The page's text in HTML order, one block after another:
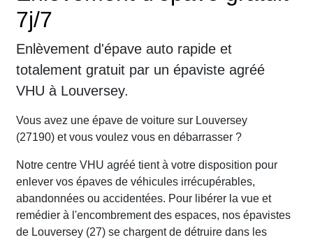
7j/7
Enlèvement d'épave auto rapide et
totalement gratuit par un épaviste agréé
VHU à Louversey.
Vous avez une épave de voiture sur Louversey
(27190) et vous voulez vous en débarrasser ?
Notre centre VHU agréé tient à votre disposition pour
enlever vos épaves de véhicules irrécupérables,
abandonnées ou accidentées. Pour libérer la vue et
remédier à l'encombrement des espaces, nos épavistes
de Louversey (27) se chargent de détruire dans les